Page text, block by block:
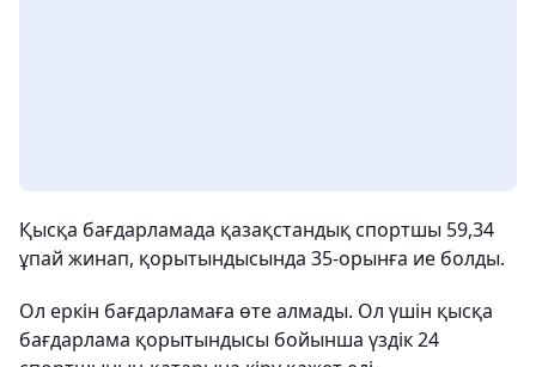
Қысқа бағдарламада қазақстандық спортшы 59,34
ұпай жинап, қорытындысында 35-орынға ие болды.
Ол еркін бағдарламаға өте алмады. Ол үшін қысқа
бағдарлама қорытындысы бойынша үздік 24